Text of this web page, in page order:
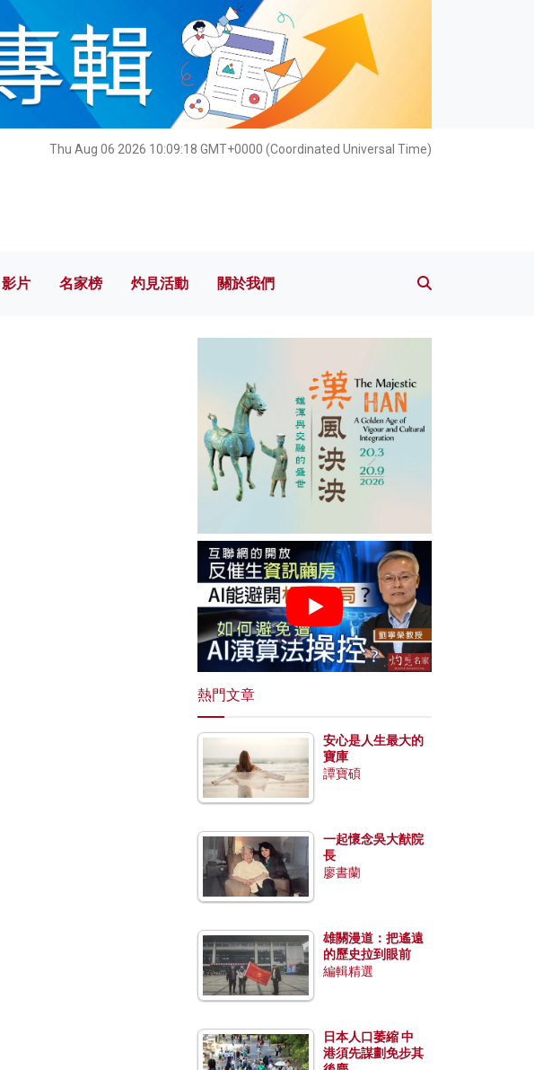
Thu Aug 06 2026 10:09:19 GMT+0000 (Coordinated Universal Time)
影片 名家榜 灼見活動 關於我們
影片 名家榜 灼見活動 關於我們
熱門文章
安心是人生最大的
寶庫
譚寶碩
一起懷念吳大猷院
長
廖書蘭
雄關漫道：把遙遠
的歷史拉到眼前
編輯精選
日本人口萎縮 中
港須先謀劃免步其